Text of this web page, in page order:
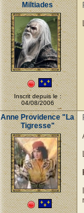
Miltiades
Inscrit depuis le :
04/08/2006
Anne Providence "La
Tigresse"